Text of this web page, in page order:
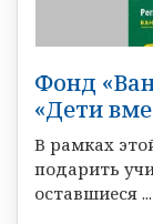
Фонд
«Дети
В рамках
подарить
оставшиеся ...